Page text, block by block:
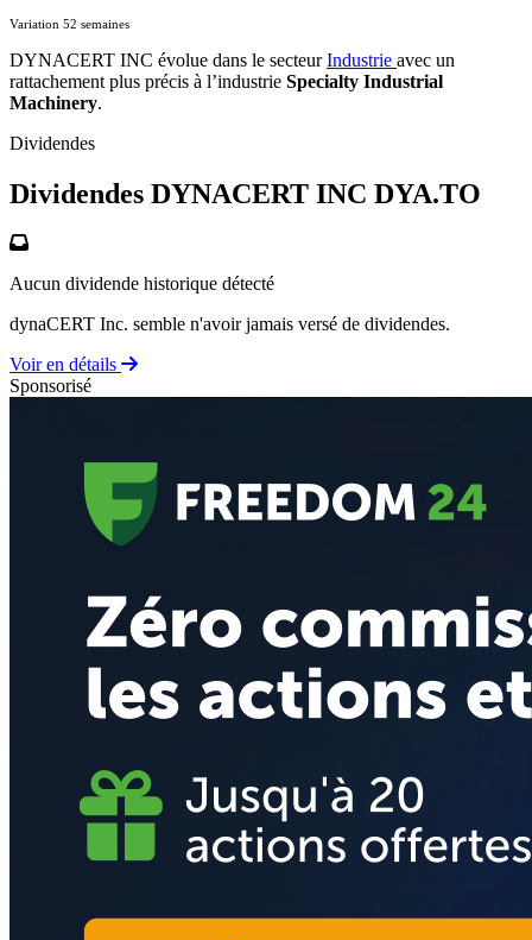
Variation 52 semaines
DYNACERT INC évolue dans le secteurIndustrie avec un
rattachement plus précis à l’industrie Specialty Industrial
Machinery.
Dividendes
Dividendes DYNACERT INC DYA.TO
Aucun dividende historique détecté
dynaCERT Inc. semble n'avoir jamais versé de dividendes.
Voir en détails
Sponsorisé